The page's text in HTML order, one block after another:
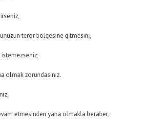
terör bölgesine gitmesini,
istemezseniz;
olmak zorundasınız.
etmesinden yana olmakla beraber,